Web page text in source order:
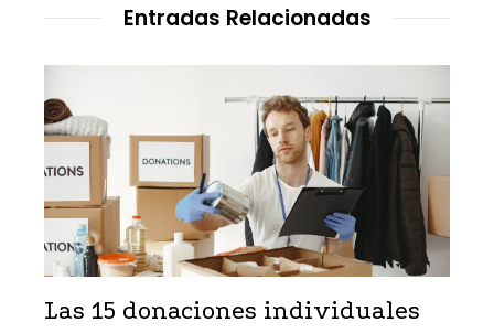
Entradas Relacionadas
Las 15 donaciones individuales